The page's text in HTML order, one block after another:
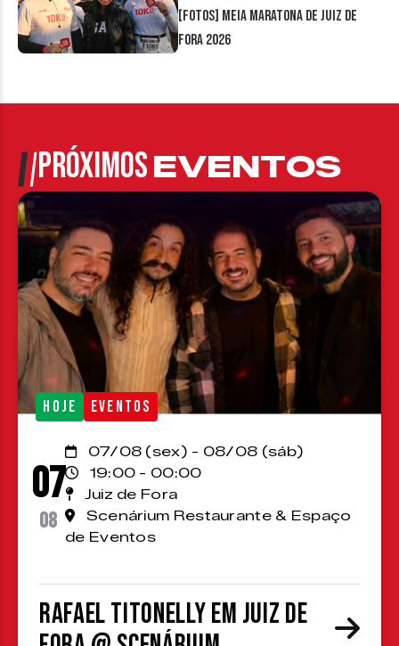
[FOTOS] Meia Maratona de Juiz de
Fora 2026
PRÓXIMOSEVENTOS
HOJE EVENTOS
07
08
07/08 (sex) - 08/08 (sáb)
19:00 - 00:00
Juiz de Fora
Scenárium Restaurante & Espaço
de Eventos
Rafael Titonelly em Juiz de